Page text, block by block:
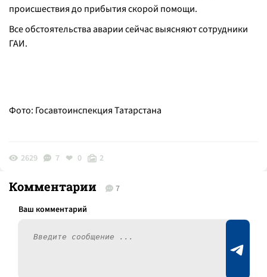
происшествия до прибытия скорой помощи.
Все обстоятельства аварии сейчас выясняют сотрудники
ГАИ.
Фото: Госавтоинспекция Татарстана
2629 7 0 2
Комментарии 7